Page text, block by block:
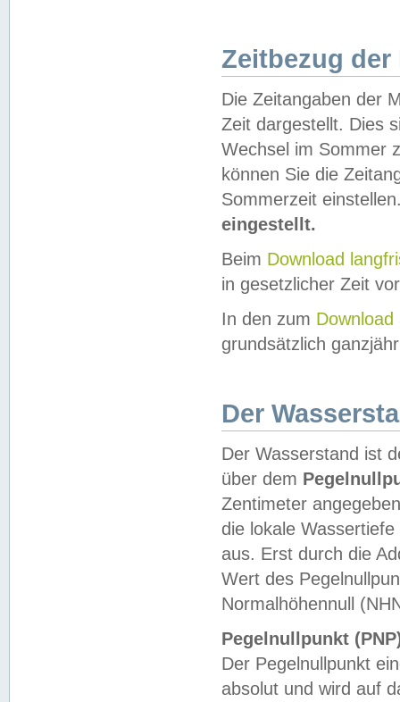
Zeitbezug der
Die Zeitangaben der
Zeit dargestellt. Dies
Wechsel im Sommer
können Sie die
Sommerzeit
eingestellt.
Beim Download
in gesetzlicher Zeit
In den zum Download
grundsätzlich
Der
Der Wasserstand ist
über dem
Zentimeter
die lokale
aus. Erst durch die
Wert des
Normalhöhennull
Pegelnullpunkt
Der Pegelnullpunkt
absolut und wird auf